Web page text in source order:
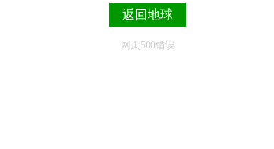
返回地球
网页500错误